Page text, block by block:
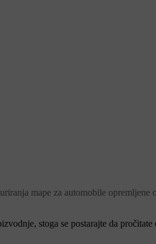
mape za automobile opremljene
stoga se postarajte da